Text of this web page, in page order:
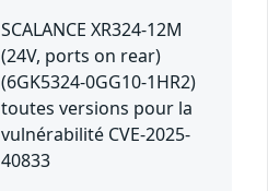
SCALANCE XR324-12M
(24V, ports on rear)
(6GK5324-0GG10-1HR2)
toutes versions pour la
vulnérabilité CVE-2025-
40833